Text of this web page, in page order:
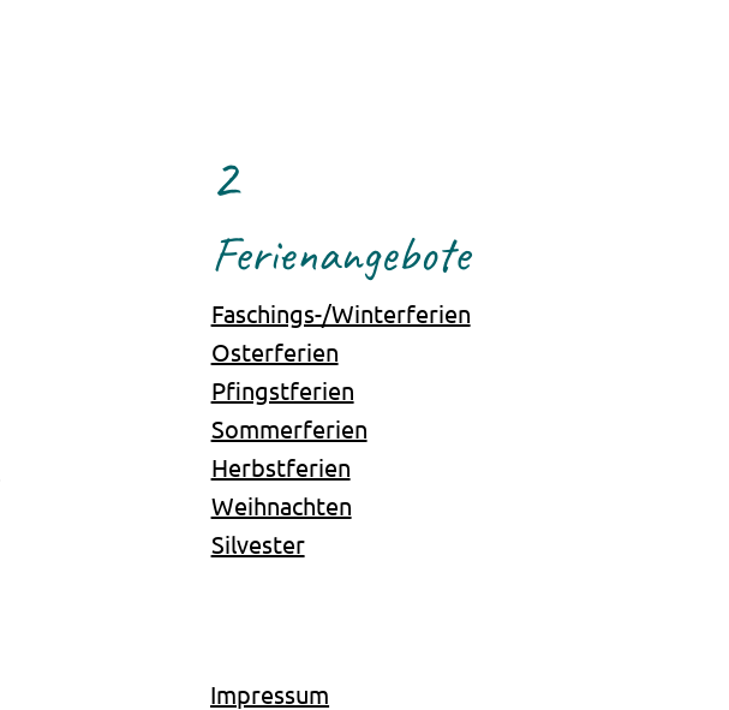
2
Ferienangebote
Faschings-/Winterferien
Osterferien
Pfingstferien
Sommerferien
Herbstferien
Weihnachten
Silvester
Impressum